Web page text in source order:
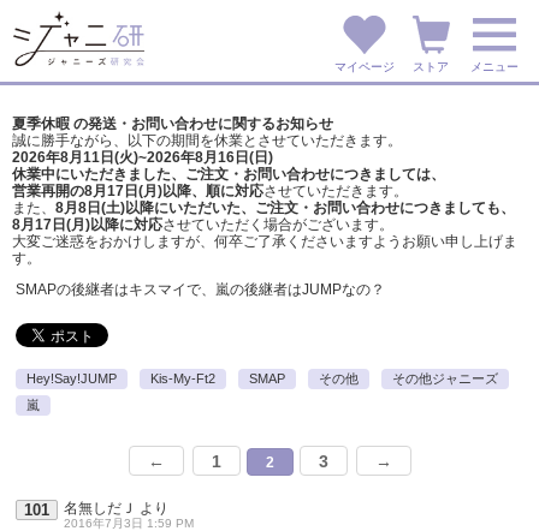
マイページ ストア メニュー
夏季休暇 の発送・お問い合わせに関するお知らせ
誠に勝手ながら、以下の期間を休業とさせていただきます。
2026年8月11日(火)~2026年8月16日(日)
休業中にいただきました、ご注文・お問い合わせにつきましては、
営業再開の8月17日(月)以降、順に対応させていただきます。
また、 8月8日(土)以降にいただいた、ご注文・ お問い合わせにつきましても、
8月17日(月)以降に対応させていただく場合がございます。
大変ご迷惑をおかけしますが、 何卒ご了承くださいますようお願い申し上げま
す。
SMAPの後継者はキスマイで、嵐の後継者はJUMPなの？
Hey!Say!JUMP Kis-My-Ft2 SMAP その他
その他ジャニーズ
嵐
← 1 2 3 →
101 名無しだＪ より
2016年7月3日 1:59 PM